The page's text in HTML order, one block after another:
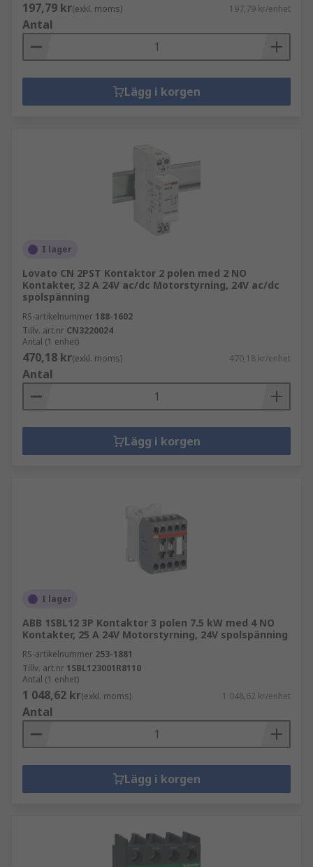
197,79 kr(exkl. moms) 197,79 kr/enhet
Antal
Lägg i korgen
I lager
Lovato CN 2PST Kontaktor 2 polen med 2 NO
Kontakter, 32 A 24V ac/dc Motorstyrning, 24V ac/dc
spolspänning
RS-artikelnummer 188-1602
Tillv. art.nr CN3220024
Antal (1 enhet)
470,18 kr(exkl. moms) 470,18 kr/enhet
Antal
Lägg i korgen
I lager
ABB 1SBL12 3P Kontaktor 3 polen 7.5 kW med 4 NO
Kontakter, 25 A 24V Motorstyrning, 24V spolspänning
RS-artikelnummer 253-1881
Tillv. art.nr 1SBL123001R8110
Antal (1 enhet)
1 048,62 kr(exkl. moms) 1 048,62 kr/enhet
Antal
Lägg i korgen